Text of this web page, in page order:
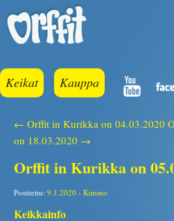
Keikat Kauppa
← Orffit in Kurikka on 04.03.2020
on 18.03.2020 →
Orffit in Kurikka on
Postitettu: 9.1.2020 - Kimmo
Keikkainfo